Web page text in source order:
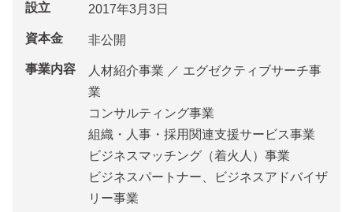
設立 2017年3月3日
資本金 非公開
事業内容
人材紹介事業 ／ エグゼクティブサーチ事
業
コンサルティング事業
組織・人事・採用関連支援サービス事業
ビジネスマッチング（着火人）事業
ビジネスパートナー、ビジネスアドバイザ
リー事業